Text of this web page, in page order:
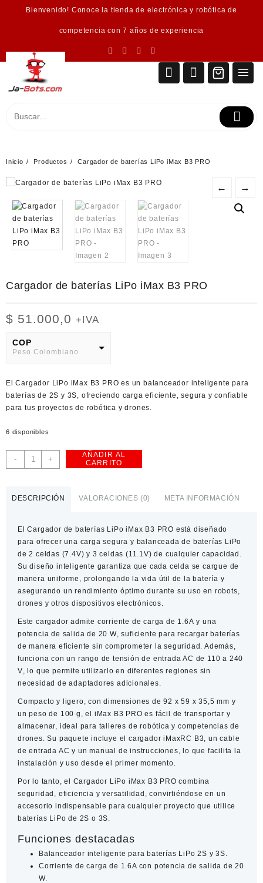
Bienvenido! Conoce la tienda de electrónica y robótica de
competencia con 7 años de experiencia
Inicio Productos Cargador de baterías LiPo iMax B3 PRO
← →
Cargador de baterías LiPo iMax B3 PRO
$ 51.000,0 +IVA
COP
Peso Colombiano
American Dollar
El Cargador LiPo iMax B3 PRO es un balanceador inteligente para
baterías de 2S y 3S, ofreciendo carga eficiente, segura y confiable
para tus proyectos de robótica y drones.
6 disponibles
-
Cargador
de
PRO
cantidad
+
AÑADIR AL
CARRITO
DESCRIPCIÓN VALORACIONES (0) META INFORMACIÓN
ElCargador de baterías LiPo iMax B3 PRO está diseñado
para ofrecer una carga segura y balanceada de baterías LiPo
de2 celdas (7.4V) y 3 celdas (11.1V) de cualquier capacidad.
Su diseño inteligente garantiza que cada celda se cargue de
manera uniforme, prolongando la vida útil de la batería y
asegurando un rendimiento óptimo durante su uso en robots,
drones y otros dispositivos electrónicos.
Este cargador admite corriente de carga de 1.6A y una
potencia de salida de 20 W, suficiente para recargar baterías
de manera eficiente sin comprometer la seguridad. Además,
funciona con un rango detensión de entrada AC de 110 a 240
V , lo que permite utilizarlo en diferentes regiones sin
necesidad de adaptadores adicionales.
Compacto y ligero, condimensiones de 92 x 59 x 35,5 mm y
unpeso de 100 g
, el iMax B3 PRO es fácil de transportar y
almacenar, ideal para talleres de robótica y competencias de
drones. Su paquete incluye elcargador iMaxRC B3 , uncable
de entrada AC y unmanual de instrucciones , lo que facilita la
instalación y uso desde el primer momento.
Por lo tanto, el Cargador LiPo iMax B3 PRO combina
seguridad, eficiencia y versatilidad, convirtiéndose en un
accesorio indispensable para cualquier proyecto que utilice
baterías LiPo de 2S o 3S.
Funciones destacadas
Balanceador inteligente para baterías LiPo 2S y 3S.
Corriente de carga de 1.6A con potencia de salida de 20
W.